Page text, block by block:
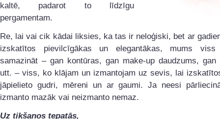
kaltē, padarot to līdzīgu
pergamentam.
Re, lai vai cik kādai liksies, ka tas ir neloģiski, bet ar
izskatītos pievilcīgākas un elegantākas, mums
samazināt – gan kontūras, gan make-up daudzums, gan
utt. – viss, ko klājam un izmantojam uz sevis, lai
jāpielieto gudri, mēreni un ar gaumi. Ja neesi
izmanto mazāk vai neizmanto nemaz.
Uz tikšanos tepatās,